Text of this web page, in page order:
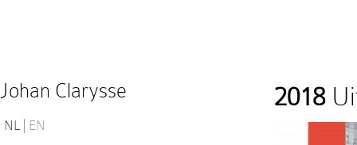
Johan Clarysse
NL EN
2018